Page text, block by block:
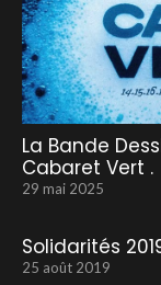
La Bande
Cabaret Vert .
29 mai 2025
Solidarités
25 août 2019